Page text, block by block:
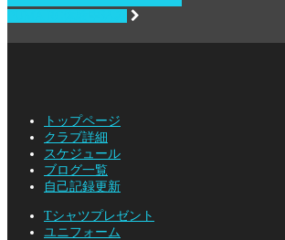
トップページ
クラブ詳細
スケジュール
ブログ一覧
自己記録更新
Tシャツプレゼント
ユニフォーム